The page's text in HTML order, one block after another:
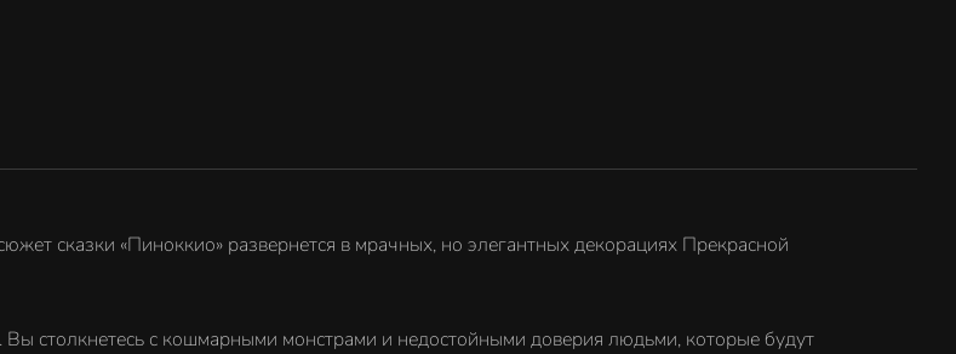
сказки «Пиноккио» развернется в мрачных, но элегантных декорациях Прекрасной
столкнетесь с кошмарными монстрами и недостойными доверия людьми, которые будут